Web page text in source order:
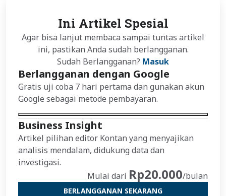
Ini Artikel Spesial
Agar bisa lanjut membaca sampai tuntas artikel
ini, pastikan Anda sudah berlangganan.
Sudah Berlangganan? Masuk
Berlangganan dengan Google
Gratis uji coba 7 hari pertama dan gunakan akun
Google sebagai metode pembayaran.
Business Insight
Artikel pilihan editor Kontan yang menyajikan
analisis mendalam, didukung data dan
investigasi.
Mulai dari Rp20.000/bulan
BERLANGGANAN SEKARANG